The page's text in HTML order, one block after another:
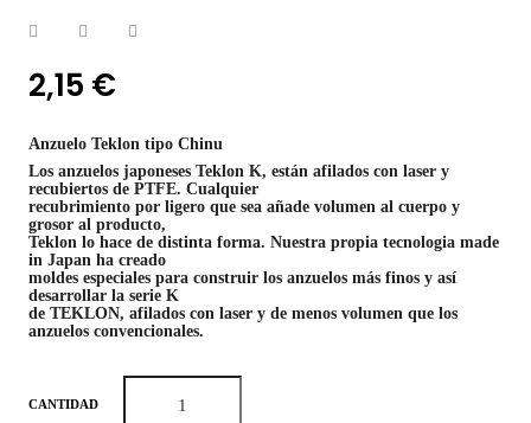
2,15 €
Anzuelo Teklon tipo Chinu
Los anzuelos japoneses Teklon K, están afilados con laser y
recubiertos de PTFE. Cualquier
recubrimiento por ligero que sea añade volumen al cuerpo y
grosor al producto,
Teklon lo hace de distinta forma. Nuestra propia tecnologia made
in Japan ha creado
moldes especiales para construir los anzuelos más finos y así
desarrollar la serie K
de TEKLON, afilados con laser y de menos volumen que los
anzuelos convencionales.
CANTIDAD